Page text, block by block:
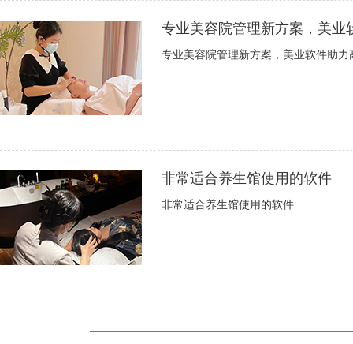
专业美容院管理新方案，美业
专业美容院管理新方案，美业软件助力
非常适合养生馆使用的软件
非常适合养生馆使用的软件